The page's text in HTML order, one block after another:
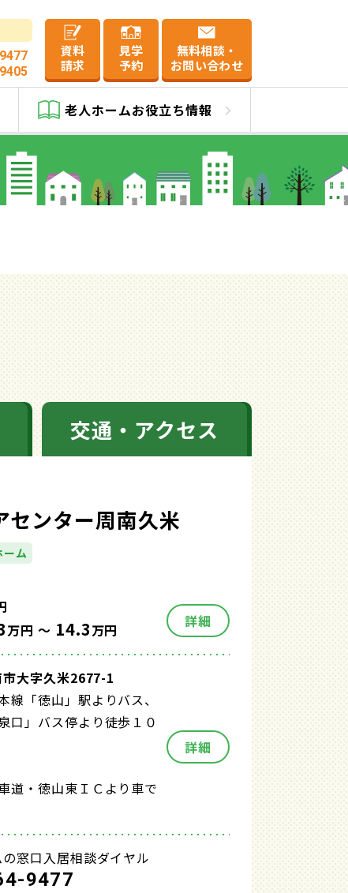
資料
請求
見学
予約
無料相談・
お問い合わせ
老人ホームお役立ち情報
米
交通・アクセス
センター周南久米
ーム
万円 ～ 14.3万円 詳細
大字久米2677-1
線「徳山」駅よりバス、
口」バス停より徒歩１０
道・徳山東ＩＣより車で
詳細
窓口入居相談ダイヤル
9477